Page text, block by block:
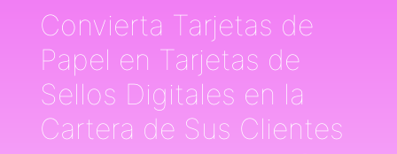
Convierta Tarjetas de
Papel en Tarjetas de
Sellos Digitales en la
Cartera de Sus Clientes